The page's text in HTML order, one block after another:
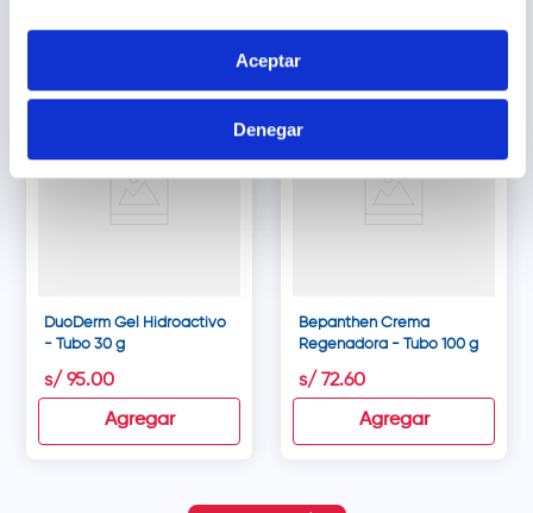
Aceptar
Denegar
DuoDerm Gel Hidroactivo
- Tubo 30 g
s/ 95.00
Agregar
Bepanthen Crema
Regenadora - Tubo 100 g
s/ 72.60
Agregar